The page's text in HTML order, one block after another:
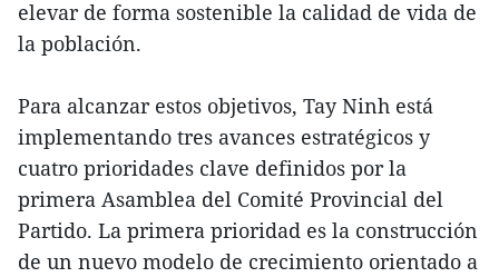
elevar de forma sostenible la calidad de vida de
la población.
Para alcanzar estos objetivos, Tay Ninh está
implementando tres avances estratégicos y
cuatro prioridades clave definidos por la
primera Asamblea del Comité Provincial del
Partido. La primera prioridad es la construcción
de un nuevo modelo de crecimiento orientado a